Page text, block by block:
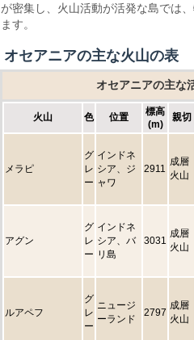
が密集し、火山活動が活発な島では
ます。
オセアニアの主な火山の表
オセアニアの主な
火山 色 位置
標高
(m)
親切
メラピ
グ
レ
ー
インドネ
シア、ジ
ャワ
2911
成層
火山
アグン
グ
レ
ー
インドネ
シア、バ
リ島
3031
成層
火山
ルアペフ
グ
レ
ー
ニュージ
ーランド
2797
成層
火山